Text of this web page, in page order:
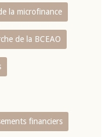
la microfinance
de la BCEAO
financiers